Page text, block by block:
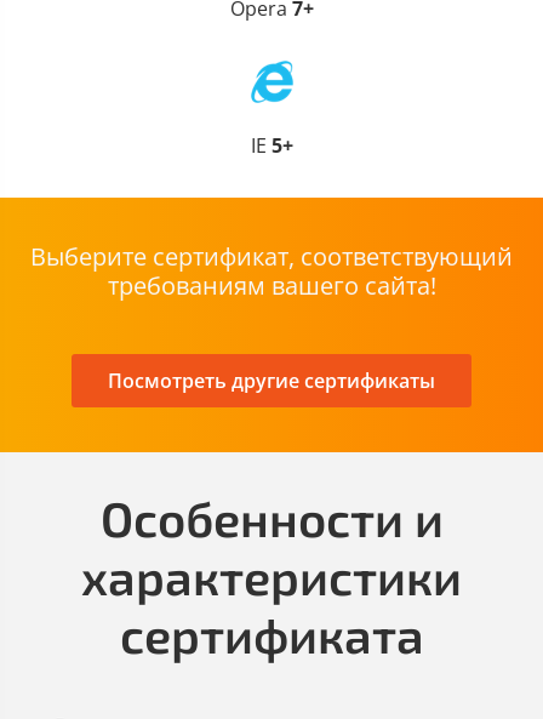
Opera 7+
IE 5+
Выберите сертификат, соответствующий
требованиям вашего сайта!
Посмотреть другие сертификаты
Особенности и
характеристики
сертификата